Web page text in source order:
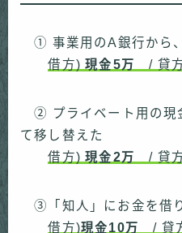
① 事業用のA銀行から
借方)現金5万 / 貸
② プライベート用の現
て移し替えた
借方)現金2万 / 貸
③「知人」にお金を借
借方)現金10万 / 貸